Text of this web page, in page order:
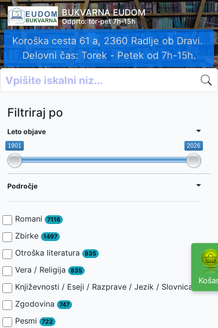
BUKVARNA EUDOM
Odprto: tor-pet 7h-15h
Koroška cesta 61 a, 2360 Radlje ob Dravi.
Delovni čas: Torek - Petek od 7h-15h.
Filtriraj po
Leto objave
1901 2026
Področje
Romani 7116
Zbirke 1497
Otroška literatura 835
Vera / Religija 835
Književnosti / Eseji / Razprave / Jezik / Slovnica /
Zgodovina
747
Pesmi 722